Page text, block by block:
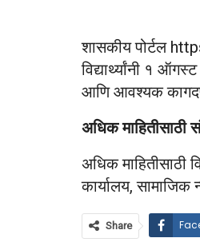
शासकीय पोर्टल
विद्यार्थ्यांनी १
आणि आवश्यक
अधिक माहितीसाठी
अधिक माहितीसाठी
कार्यालय,
Share